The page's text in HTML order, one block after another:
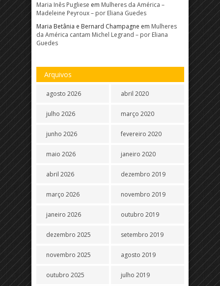
Maria Inês Pugliese em Mulheres da América –
Madeleine Peyroux – por Eliana Guedes
Maria Betânia e Bernard Champagne em Mulheres
da América cantam Michel Legrand – por Eliana
Guedes
Arquivos
agosto 2026
julho 2026
junho 2026
maio 2026
abril 2026
março 2026
janeiro 2026
dezembro 2025
novembro 2025
outubro 2025
abril 2020
março 2020
fevereiro 2020
janeiro 2020
dezembro 2019
novembro 2019
outubro 2019
setembro 2019
agosto 2019
julho 2019